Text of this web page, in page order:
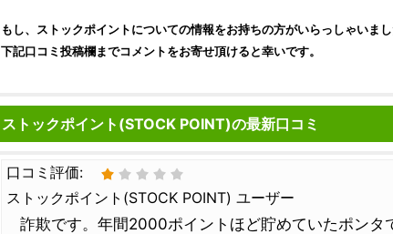
もし、 ストックポイントについての情報をお持ちの方がいらっしゃいまし
下記口コミ投稿欄までコメントをお寄せ頂けると幸いです。
ストックポイント(STOCK POINT)の最新口コミ
口コミ評価:
ストックポイント(STOCK POINT) ユーザー
詐欺です。年間2000ポイントほど貯めていたポンタ